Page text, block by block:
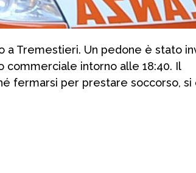
a Tremestieri. Un pedone è stato
commerciale intorno alle 18:40. Il
fermarsi per prestare soccorso, si